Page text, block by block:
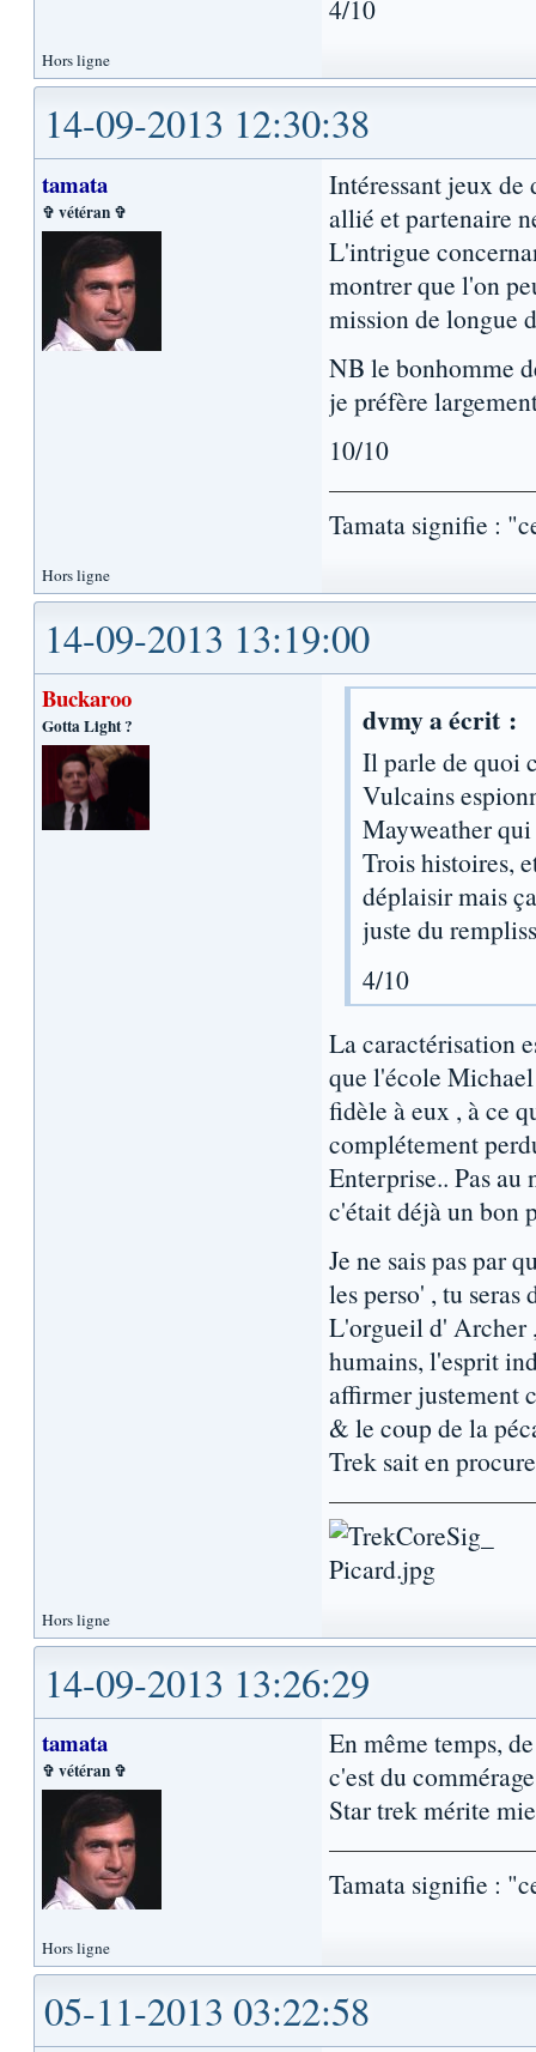
4/10
Hors ligne
14-09-2013 12:30:38
tamata
✞ vétéran ✞
Intéressant jeux de
allié et partenaire
L'intrigue
montrer que l'on
mission de longue
NB le bonhomme
je préfère
10/10
Tamata signifie :
Hors ligne
14-09-2013 13:19:00
Buckaroo
Gotta Light ? dvmy a écrit :
Il parle de quoi
Vulcains
Mayweather qui
Trois histoires,
déplaisir mais
juste du
4/10
La caractérisation
que l'école
fidèle à eux , à ce
complétement
Enterprise.. Pas
c'était déjà un bon
Je ne sais pas par
les perso' , tu
L'orgueil d' Archer
humains, l'esprit
affirmer justement
& le coup de la
Trek sait en
Hors ligne
14-09-2013 13:26:29
tamata
✞ vétéran ✞
En même temps,
c'est du
Star trek mérite
Tamata signifie :
Hors ligne
05-11-2013 03:22:58